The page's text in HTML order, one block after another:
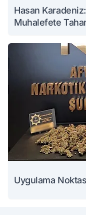
Hasan
Muhalefete
Uygulama